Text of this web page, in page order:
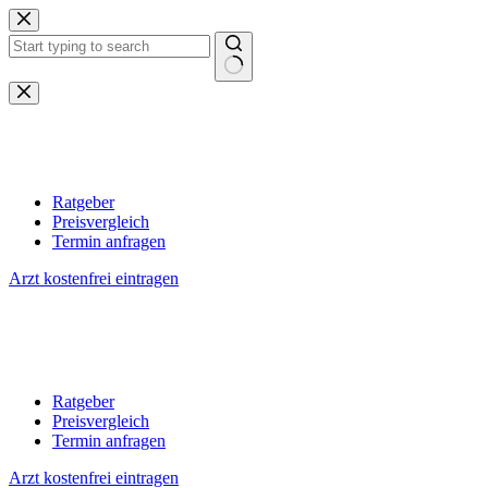
Zum
Inhalt
springen
Keine
Ergebnisse
Ratgeber
Preisvergleich
Termin anfragen
Arzt kostenfrei eintragen
Ratgeber
Preisvergleich
Termin anfragen
Arzt kostenfrei eintragen